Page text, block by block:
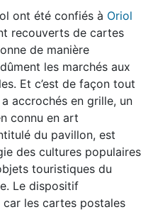
ont été confiés à Oriol
recouverts de cartes
de manière
les marchés aux
Et c’est de façon tout
accrochés en grille, un
connu en art
du pavillon, est
des cultures populaires
touristiques du
Le dispositif
car les cartes postales